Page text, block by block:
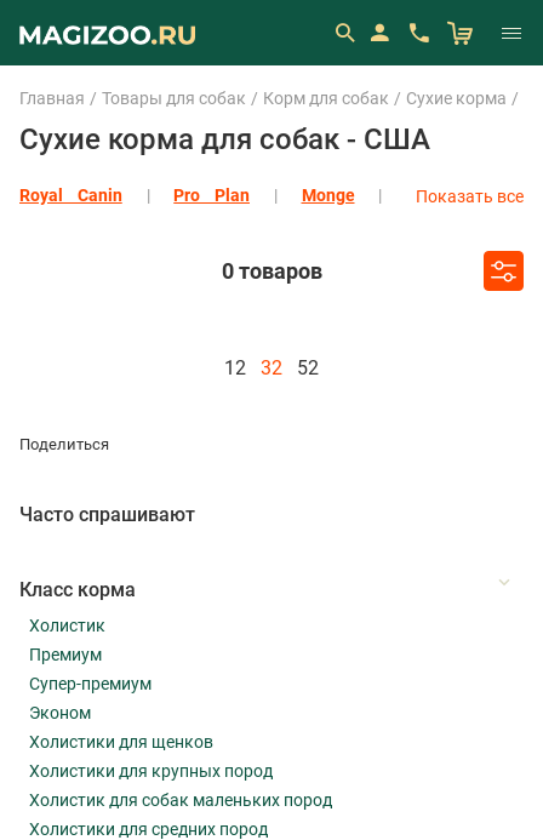
Главная Товары для собак Корм для собак Сухие корма
Сухие корма для собак - США
Royal Canin Pro Plan
Monge
Показать все
0 товаров
12 32 52
Поделиться
Часто спрашивают
Класс корма
Холистик
Премиум
Супер-премиум
Эконом
Холистики для щенков
Холистики для крупных пород
Холистик для собак маленьких пород
Холистики для средних пород